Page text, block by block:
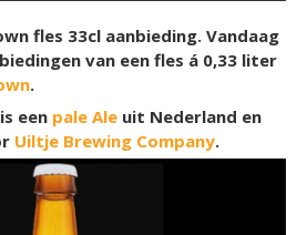
fles 33cl aanbieding. Vandaag
van een fles á 0,33 liter
.
een pale Ale uit Nederland en
Uiltje Brewing Company.